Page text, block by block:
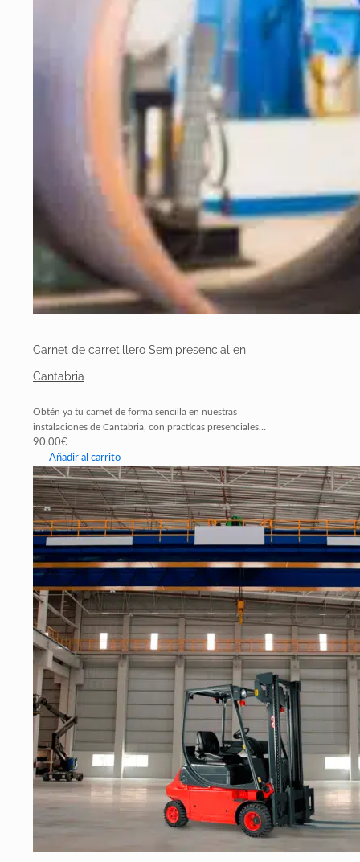
Carnet de carretillero Semipresencial en
Cantabria
Obtén ya tu carnet de forma sencilla en nuestras
instalaciones de Cantabria, con practicas presenciales…
90,00€
Añadir al carrito